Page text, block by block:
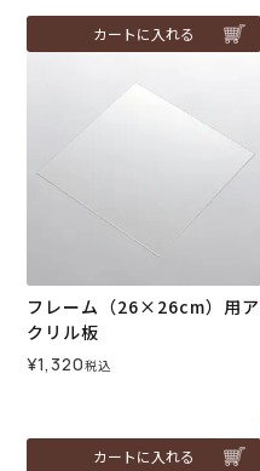
カートに入れる
フレーム（26×26cm）用ア
クリル板
¥1,320税込
カートに入れる